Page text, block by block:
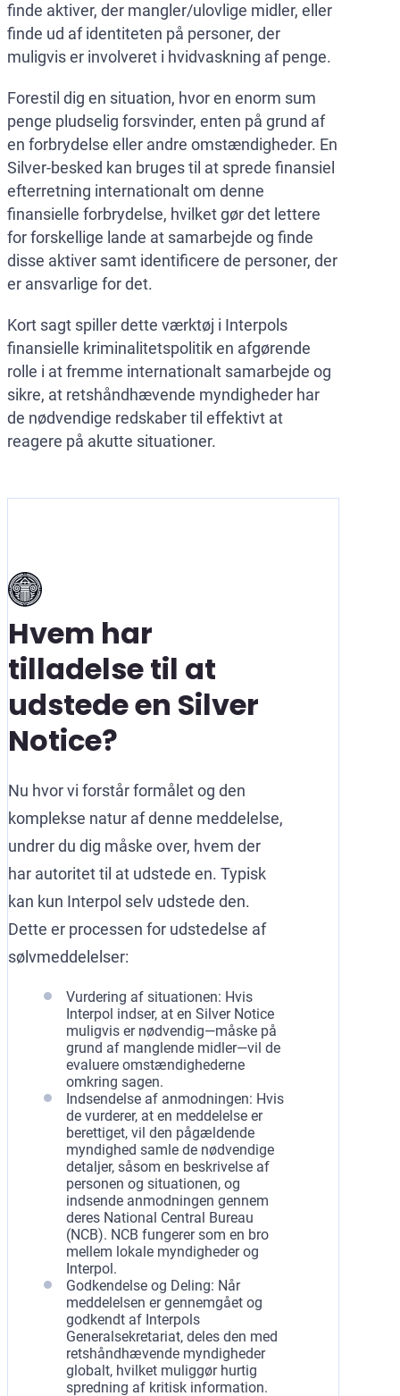
finde aktiver, der mangler/ulovlige midler, eller
finde ud af identiteten på personer, der
muligvis er involveret i hvidvaskning af penge.
Forestil dig en situation, hvor en enorm sum
penge pludselig forsvinder, enten på grund af
en forbrydelse eller andre omstændigheder. En
Silver-besked kan bruges til at sprede finansiel
efterretning internationalt om denne
finansielle forbrydelse, hvilket gør det lettere
for forskellige lande at samarbejde og finde
disse aktiver samt identificere de personer, der
er ansvarlige for det.
Kort sagt spiller dette værktøj i Interpols
finansielle kriminalitetspolitik en afgørende
rolle i at fremme internationalt samarbejde og
sikre, at retshåndhævende myndigheder har
de nødvendige redskaber til effektivt at
reagere på akutte situationer.
Hvem har
tilladelse til at
udstede en Silver
Notice?
Nu hvor vi forstår formålet og den
komplekse natur af denne meddelelse,
undrer du dig måske over, hvem der
har autoritet til at udstede en. Typisk
kan kun Interpol selv udstede den.
Dette er processen for udstedelse af
sølvmeddelelser:
Vurdering af situationen: Hvis
Interpol indser, at en Silver Notice
muligvis er nødvendig—måske på
grund af manglende midler—vil de
evaluere omstændighederne
omkring sagen.
Indsendelse af anmodningen: Hvis
de vurderer, at en meddelelse er
berettiget, vil den pågældende
myndighed samle de nødvendige
detaljer, såsom en beskrivelse af
personen og situationen, og
indsende anmodningen gennem
deres National Central Bureau
(NCB). NCB fungerer som en bro
mellem lokale myndigheder og
Interpol.
Godkendelse og Deling: Når
meddelelsen er gennemgået og
godkendt af Interpols
Generalsekretariat, deles den med
retshåndhævende myndigheder
globalt, hvilket muliggør hurtig
spredning af kritisk information.